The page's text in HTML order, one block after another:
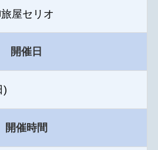
屋セリオ
開催日
)
開催時間